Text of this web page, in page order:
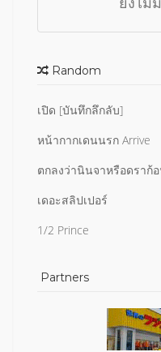
Random
เปิด [บันทึกลึกลับ]
หน้ากากเดนนรก Arrive
ตกลงว่านินจาหรือดราก้
เดอะสลิปเปอร์
1/2 Prince
Partners